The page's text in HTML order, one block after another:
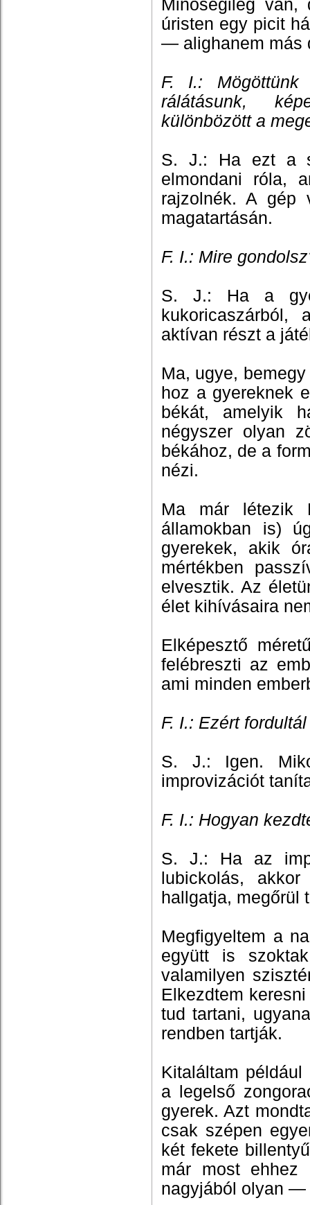
Minőségileg
úristen egy picit
— alighanem más
F. I.:
rálátásunk,
különbözött a
S. J.: Ha ezt a
elmondani róla,
rajzolnék. A gép
magatartásán.
F. I.: Mire
S. J.: Ha a
aktívan részt a
Ma, ugye,
hoz a gyereknek
békát, amelyik
négyszer olyan
békához, de a
nézi.
Ma már létezik
államokban is)
gyerekek, akik
mértékben
elvesztik. Az
élet kihívásaira
Elképesztő
felébreszti az
ami minden
F. I.: Ezért
S. J.: Igen.
improvizációt
F. I.: Hogyan
S. J.: Ha az
lubickolás,
hallgatja, megőrül
Megfigyeltem a
együtt is
valamilyen
Elkezdtem
tud tartani,
rendben tartják.
Kitaláltam
a legelső
gyerek. Azt
csak szépen
két fekete
már most ehhez
nagyjából olyan —